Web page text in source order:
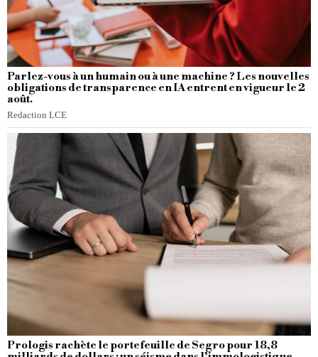
Parlez-vous à un humain ou à une machine ? Les nouvelles
obligations de transparence en IA entrent en vigueur le 2
août.
Redaction LCE
Prologis rachète le portefeuille de Segro pour 18,8